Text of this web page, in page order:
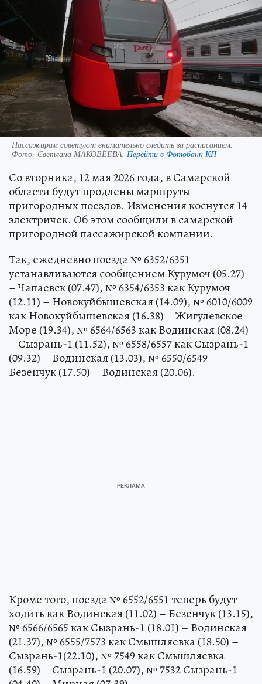
Пассажирам советуют внимательно следить за расписанием.
Фото: Светлана МАКОВЕЕВА. Перейти в Фотобанк КП
Со вторника, 12 мая 2026 года, в Самарской
области будут продлены маршруты
пригородных поездов. Изменения коснутся 14
электричек. Об этом сообщили в самарской
пригородной пассажирской компании.
Так, ежедневно поезда № 6352/6351
устанавливаются сообщением Курумоч (05.27)
– Чапаевск (07.47), № 6354/6353 как Курумоч
(12.11) – Новокуйбышевская (14.09), № 6010/6009
как Новокуйбышевская (16.38) – Жигулевское
Море (19.34), № 6564/6563 как Водинская (08.24)
– Сызрань-1 (11.52), № 6558/6557 как Сызрань-1
(09.32) – Водинская (13.03), № 6550/6549
Безенчук (17.50) – Водинская (20.06).
Кроме того, поезда № 6552/6551 теперь будут
ходить как Водинская (11.02) – Безенчук (13.15),
№ 6566/6565 как Сызрань-1 (18.01) – Водинская
(21.37), № 6555/7573 как Смышляевка (18.50) –
Сызрань-1(22.10), № 7549 как Смышляевка
(16.59) – Сызрань-1 (20.07), № 7532 Сызрань-1